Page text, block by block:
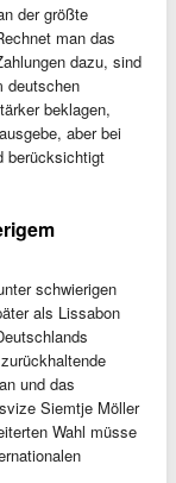
der größte
man das
dazu, sind
deutschen
beklagen,
aber bei
berücksichtigt
schwierigen
als Lissabon
und das
Siemtje Möller
Wahl müsse